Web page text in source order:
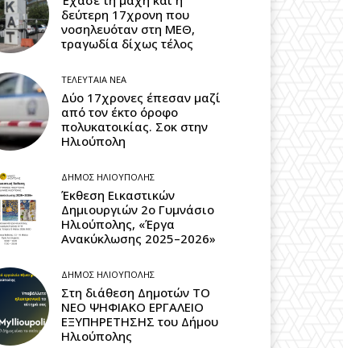
δεύτερη 17χρονη που
νοσηλευόταν στη ΜΕΘ,
τραγωδία δίχως τέλος
ΤΕΛΕΥΤΑΊΑ ΝΈΑ
Δύο 17χρονες έπεσαν μαζί
από τον έκτο όροφο
πολυκατοικίας. Σοκ στην
Ηλιούπολη
ΔΉΜΟΣ ΗΛΙΟΎΠΟΛΗΣ
Έκθεση Εικαστικών
Δημιουργιών 2ο Γυμνάσιο
Ηλιούπολης, «Έργα
Ανακύκλωσης 2025–2026»
ΔΉΜΟΣ ΗΛΙΟΎΠΟΛΗΣ
Στη διάθεση Δημοτών ΤΟ
ΝΕΟ ΨΗΦΙΑΚΟ ΕΡΓΑΛΕΙΟ
ΕΞΥΠΗΡΕΤΗΣΗΣ του Δήμου
Ηλιούπολης